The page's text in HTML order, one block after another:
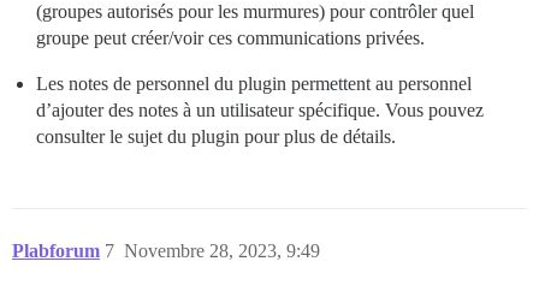
(groupes autorisés pour les murmures) pour contrôler quel
groupe peut créer/voir ces communications privées.
Les notes de personnel du plugin permettent au personnel
d’ajouter des notes à un utilisateur spécifique. Vous pouvez
consulter le sujet du plugin pour plus de détails.
Plabforum Novembre 28, 2023, 9:49
7